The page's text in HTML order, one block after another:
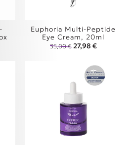
was: 67,00 €.
τιμή είναι: 46,90 €.
Euphoria Multi-Peptide
Eye Cream, 20ml
35,00€ Original price
27,98 €Η